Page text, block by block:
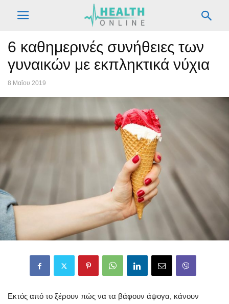
6 καθημερινές συνήθειες των
γυναικών με εκπληκτικά νύχια
8 Μαΐου 2019
Εκτός από το ξέρουν πώς να τα βάφουν άψογα, κάνουν